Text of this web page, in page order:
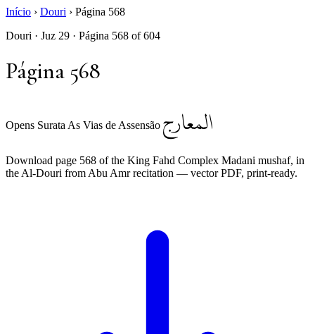
Início › Douri › Página 568
Douri · Juz 29 · Página 568 of 604
Página 568
Opens Surata As Vias de Assensão المعارج
Download page 568 of the King Fahd Complex Madani mushaf, in
the Al-Douri from Abu Amr recitation — vector PDF, print-ready.